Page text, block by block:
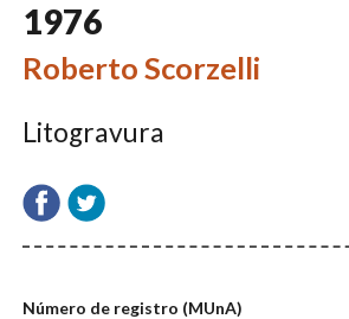
1976
Roberto Scorzelli
Litogravura
Número de registro (MUnA)